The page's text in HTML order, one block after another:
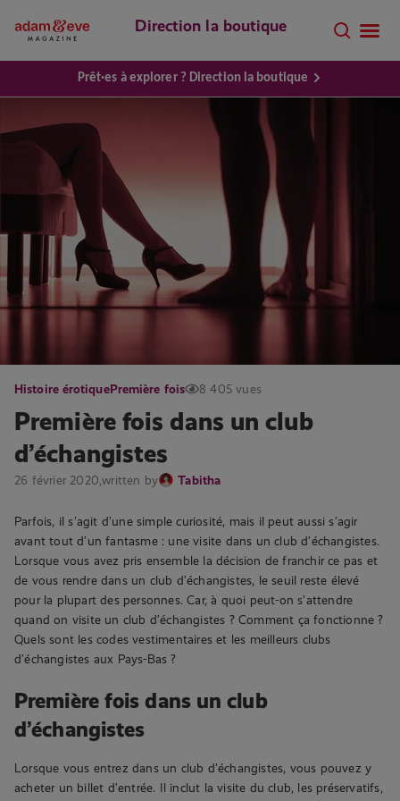
Direction la boutique
Prêt·es à explorer ? Direction la boutique
Histoire érotiquePremière fois 8 405 vues
Première fois dans un club
d’échangistes
26 février 2020,written by Tabitha
Parfois, il s’agit d’une simple curiosité, mais il peut aussi s’agir
avant tout d’un fantasme : une visite dans un club d’échangistes.
Lorsque vous avez pris ensemble la décision de franchir ce pas et
de vous rendre dans un club d’échangistes, le seuil reste élevé
pour la plupart des personnes. Car, à quoi peut-on s’attendre
quand on visite un club d’échangistes ? Comment ça fonctionne ?
Quels sont les codes vestimentaires et les meilleurs clubs
d’échangistes aux Pays-Bas ?
Première fois dans un club
d’échangistes
Lorsque vous entrez dans un club d’échangistes, vous pouvez y
acheter un billet d’entrée. Il inclut la visite du club, les préservatifs,